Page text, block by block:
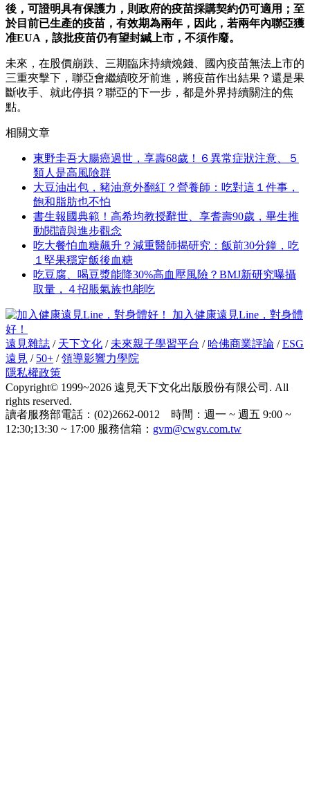
後，可證明具有保護力，則政府的疫苗採購契約仍可適用；至
於目前已生產的疫苗，有效期為兩年，因此，若兩年內聯亞獲
准EUA，該批疫苗仍有望封緘上市，不須作廢。
未來，在股價崩跌、三期臨床持續燒錢、國內疫苗無法上市的
三重夾擊下，聯亞會繼續咬牙前進，將疫苗作出結果？還是果
斷收手、就此停損？聯亞的下一步，都是外界持續關注的焦
點。
相關文章
東野圭吾大腸癌過世，享壽68歲！６異常症狀注意、５
類人是高風險群
大豆油出包，豬油意外翻紅？營養師：吃對這１件事，
飽和脂肪也不怕
書生報國典範！高希均教授辭世、享耆壽90歲，畢生推
動閱讀與進步觀念
吃大餐怕血糖飆升？減重醫師揭研究：飯前30分鐘，吃
１堅果穩定飯後血糖
吃豆腐、喝豆漿能降30%高血壓風險？BMJ新研究曝攝
取量，４招脹氣族也能吃
加入健康遠見Line，對身體
好！
遠見雜誌 / 天下文化 / 未來親子學習平台 / 哈佛商業評論 /ESG
遠見 / 50+ /領導影響力學院
隱私權政策
Copyright© 1999~2026 遠見天下文化出版股份有限公司. All
rights reserved.
讀者服務部電話：(02)2662-0012 時間：週一 ~ 週五 9:00 ~
12:30;13:30 ~ 17:00 服務信箱： gvm@cwgv.com.tw